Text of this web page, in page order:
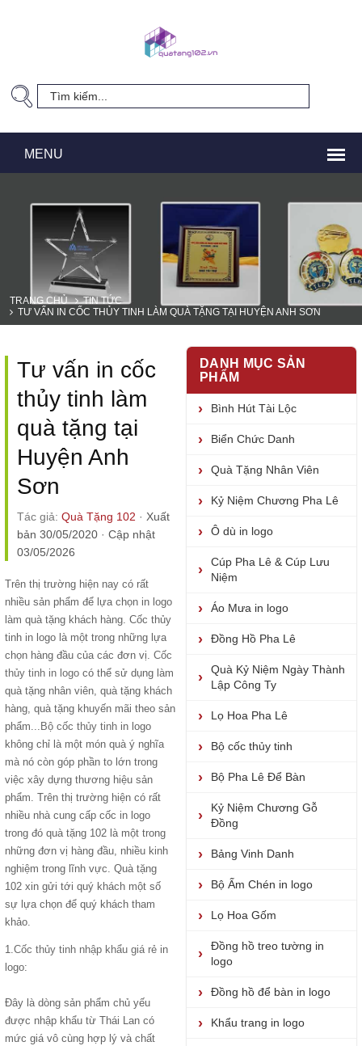
TRANG CHỦ
TIN TỨC
TƯ VẤN IN CỐC THỦY TINH LÀM QUÀ TẶNG TẠI HUYỆN ANH SƠN
Tư vấn in cốc
thủy tinh làm
quà tặng tại
Huyện Anh
Sơn
Tác giả: Quà Tặng 102 · Xuất
bản 30/05/2020 · Cập nhật
03/05/2026
Trên thị trường hiện nay có rất
nhiều sản phẩm để lựa chọn in logo
làm quà tặng khách hàng. Cốc thủy
tinh in logo là một trong những lựa
chọn hàng đầu của các đơn vị. Cốc
thủy tinh in logo có thể sử dụng làm
quà tặng nhân viên, quà tặng khách
hàng, quà tặng khuyến mãi theo sản
phẩm... Bộ cốc thủy tinh in logo
không chỉ là một món quà ý nghĩa
mà nó còn góp phần to lớn trong
việc xây dựng thương hiệu sản
phẩm. Trên thị trường hiện có rất
nhiều nhà cung cấp cốc in logo
trong đó quà tặng 102 là một trong
những đơn vị hàng đầu, nhiều kinh
nghiệm trong lĩnh vực. Quà tặng
102 xin gửi tới quý khách một số
sự lựa chọn để quý khách tham
khảo.
1.Cốc thủy tinh nhập khẩu giá rẻ in
logo:
Đây là dòng sản phẩm chủ yếu
được nhập khẩu từ Thái Lan có
mức giá vô cùng hợp lý và chất
DANH MỤC SẢN
PHẨM
Bình Hút Tài Lộc
Biển Chức Danh
Quà Tặng Nhân Viên
Kỷ Niệm Chương Pha Lê
Ô dù in logo
Cúp Pha Lê & Cúp Lưu
Niệm
Áo Mưa in logo
Đồng Hồ Pha Lê
Quà Kỷ Niệm Ngày Thành
Lập Công Ty
Lọ Hoa Pha Lê
Bộ cốc thủy tinh
Bộ Pha Lê Để Bàn
Kỷ Niệm Chương Gỗ
Đồng
Bảng Vinh Danh
Bộ Ấm Chén in logo
Lọ Hoa Gốm
Đồng hồ treo tường in
logo
Đồng hồ để bàn in logo
Khẩu trang in logo